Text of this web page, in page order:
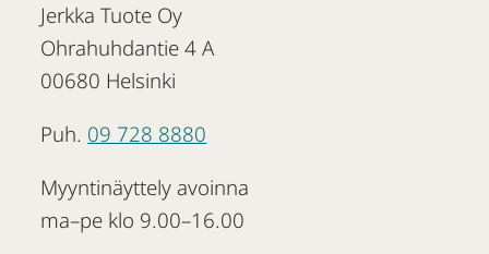
Jerkka Tuote Oy
Ohrahuhdantie 4 A
00680 Helsinki
Puh. 09 728 8880
Myyntinäyttely avoinna
ma–pe klo 9.00–16.00